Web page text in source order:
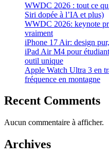
WWDC 2026 : tout ce
Siri dopée à l’IA et plus)
WWDC 2026: keynote
vraiment
iPhone 17 Air: design
iPad Air M4 pour
outil unique
Apple Watch Ultra 3 en
fréquence en montagne
Recent Comments
Aucun commentaire à afficher.
Archives